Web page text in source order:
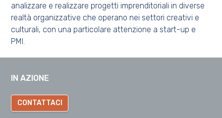
analizzare e realizzare progetti imprenditoriali in diverse
realtà organizzative che operano nei settori creativi e
culturali, con una particolare attenzione a start-up e
PMI.
IN AZIONE
CONTATTACI